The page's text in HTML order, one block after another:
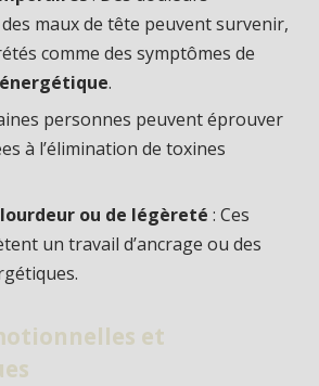
maux de tête peuvent survenir,
comme des symptômes de
.
personnes peuvent éprouver
à l’élimination de toxines
ou de légèreté : Ces
un travail d’ancrage ou des
et